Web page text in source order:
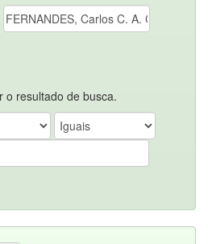
o resultado de busca.